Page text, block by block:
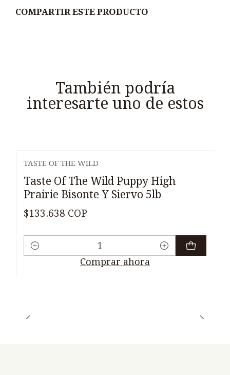
COMPARTIR ESTE PRODUCTO
También podría
interesarte uno de estos
TASTE OF THE WILD
Taste Of The Wild Puppy High
Prairie Bisonte Y Siervo 5lb
$133.638 COP
Cantidad
Comprar ahora